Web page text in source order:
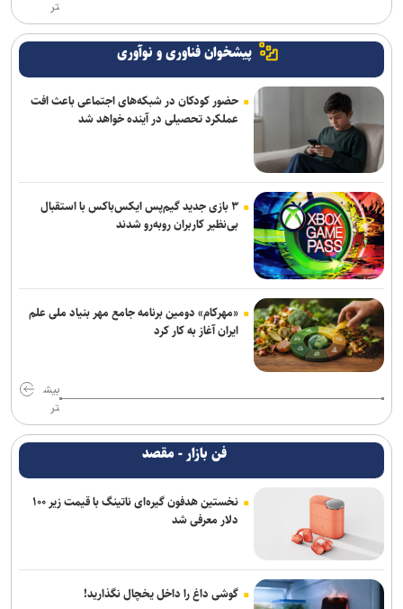
تر
پیشخوان فناوری و نوآوری
حضور کودکان در شبکه‌های اجتماعی باعث افت
عملکرد تحصیلی در آینده خواهد شد
۳ بازی جدید گیم‌پس ایکس‌باکس با استقبال
بی‌نظیر کاربران روبه‌رو شدند
«مهرکام» دومین برنامه جامع مهر بنیاد ملی علم
ایران آغاز به کار کرد
بیش
تر
فن بازار - مقصد
نخستین هدفون گیره‌ای ناتینگ با قیمت زیر ۱۰۰
دلار معرفی شد
گوشی داغ را داخل یخچال نگذارید!